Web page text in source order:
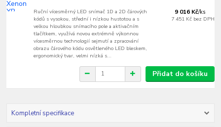
Ruční vícesměrný LED snímač 1D a 2D čárových
kódů s vysokou, střední i nízkou hustotou a s
velkou hloubkou snímacího pole a aktivačním
tlačítkem, využívá novou extrémně výkonnou
vícesměrnou technologií sejmutí a zpracování
obrazu čárového kódu osvětleného LED bleskem,
ergonomický tvar, velmi nízká s...
9 016 Kč/ks
7 451 Kč bez DPH
Přidat do košíku
Kompletní specifikace